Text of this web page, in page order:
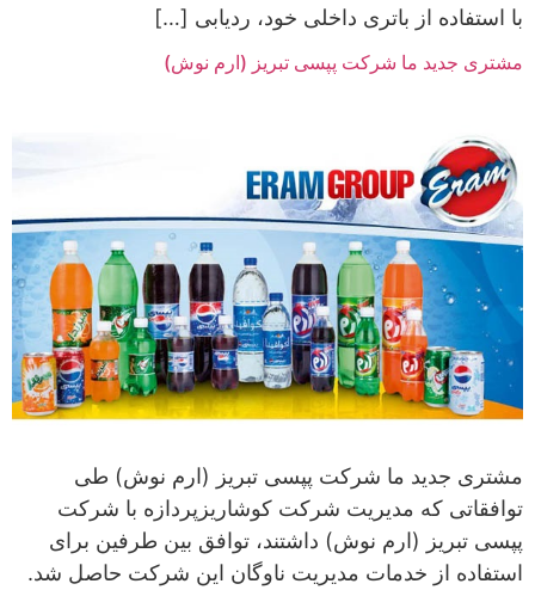
با استفاده از باتری داخلی خود، ردیابی […]
مشتری جدید ما شرکت پپسی تبریز (ارم نوش)
مشتری جدید ما شرکت پپسی تبریز (ارم نوش) طی
توافقاتی که مدیریت شرکت کوشاریزپردازه با شرکت
پپسی تبریز (ارم نوش) داشتند، توافق بین طرفین برای
استفاده از خدمات مدیریت ناوگان این شرکت حاصل شد.